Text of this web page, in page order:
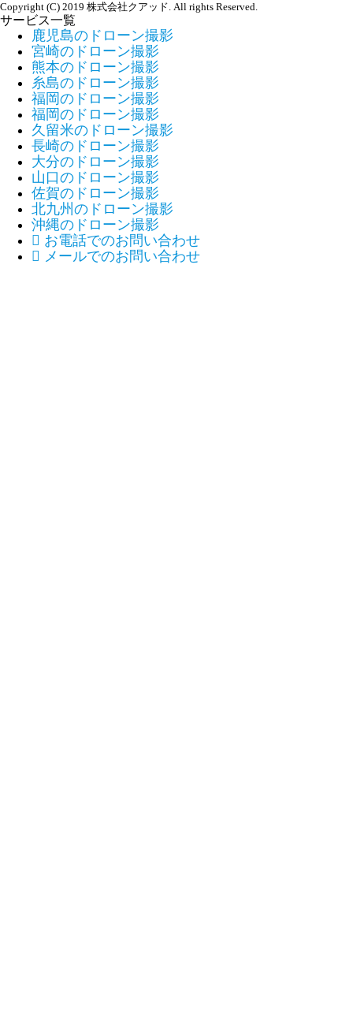
Copyright (C) 2019 株式会社クアッド. All rights Reserved.
サービス一覧
鹿児島のドローン撮影
宮崎のドローン撮影
熊本のドローン撮影
糸島のドローン撮影
福岡のドローン撮影
福岡のドローン撮影
久留米のドローン撮影
長崎のドローン撮影
大分のドローン撮影
山口のドローン撮影
佐賀のドローン撮影
北九州のドローン撮影
沖縄のドローン撮影
 お電話でのお問い合わせ
 メールでのお問い合わせ